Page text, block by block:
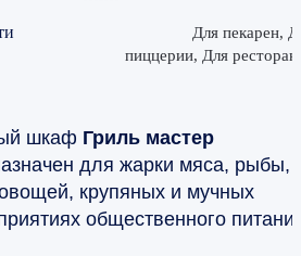
Для пекарен,
пиццерии, Для
шкаф Гриль мастер
для жарки мяса, рыбы,
крупяных и мучных
общественного